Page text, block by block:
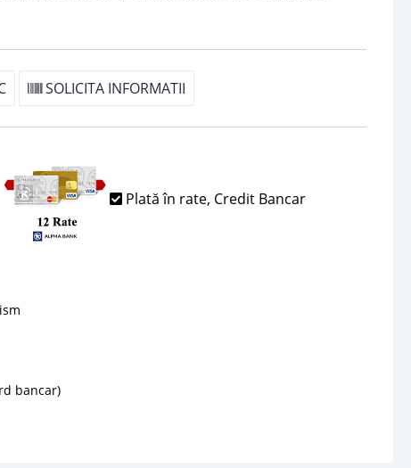
SOLICITA INFORMATII
Plată în rate, Credit Bancar
bancar)